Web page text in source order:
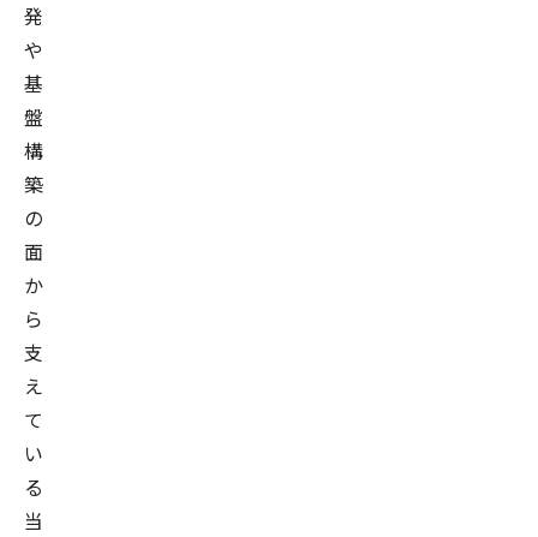
発
や
基
盤
構
築
の
面
か
ら
支
え
て
い
る
当